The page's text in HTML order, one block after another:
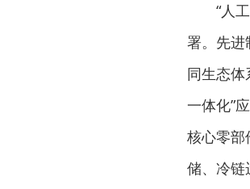
“人
署。先进
同生态体
一体化”
核心零部
储、冷链